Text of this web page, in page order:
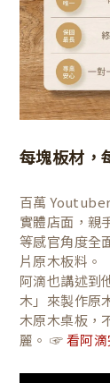
每塊板材，
百萬
實體店面，親
等感官角度全
片原木板料。
阿滴也講述到
木」來製作原
木原木桌板，
麗。 ☞ 看阿